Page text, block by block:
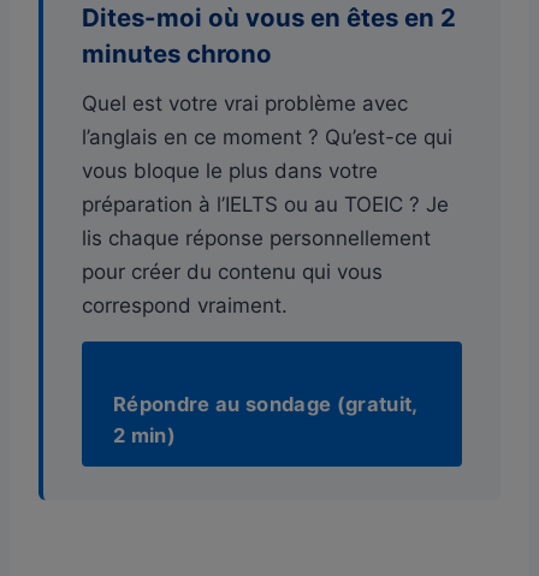
Dites-moi où vous en êtes en 2
minutes chrono
Quel est votre vrai problème avec
l’anglais en ce moment ? Qu’est-ce qui
vous bloque le plus dans votre
préparation à l’IELTS ou au TOEIC ? Je
lis chaque réponse personnellement
pour créer du contenu qui vous
correspond vraiment.
Répondre au sondage (gratuit,
2 min)